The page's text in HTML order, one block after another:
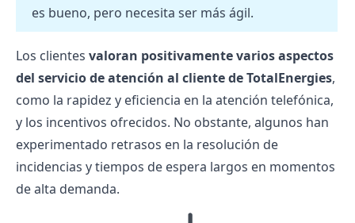
es bueno, pero necesita ser más ágil.
Los clientes valoran positivamente varios aspectos
del servicio de atención al cliente de TotalEnergies,
como la rapidez y eficiencia en la atención telefónica,
y los incentivos ofrecidos. No obstante, algunos han
experimentado retrasos en la resolución de
incidencias y tiempos de espera largos en momentos
de alta demanda.